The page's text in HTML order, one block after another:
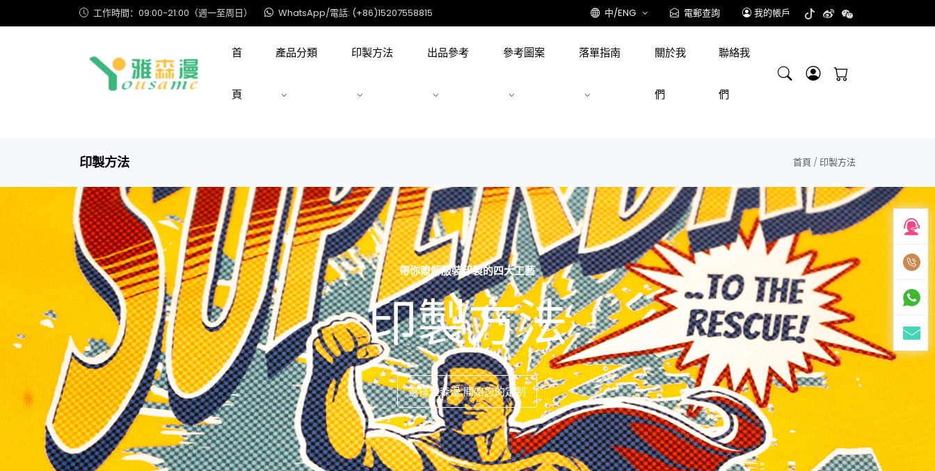
工作時間：09:00-21:00（週一至周日） WhatsApp/電話: (+86)15207558815 中/ENG 電郵查詢 我的帳戶
首
頁
產品分類 印製方法 出品參考 參考圖案 落單指南 關於我
們
聯絡我
們
印製方法 首頁 / 印製方法
帶你瞭解服裝印製的四大工藝
印製方法
選擇雅森漫 開始您的定制